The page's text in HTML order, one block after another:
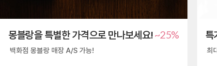
몽블랑을 특별한 가격으로 만나보세요! ~25%
백화점 몽블랑 매장 A/S 가능!
특
최